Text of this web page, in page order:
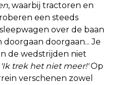
, waarbij tractoren en
een steeds
over de baan
doorgaan... Je
de wedstrijden niet
'Ik trek het niet meer!'Op
verschenen zowel